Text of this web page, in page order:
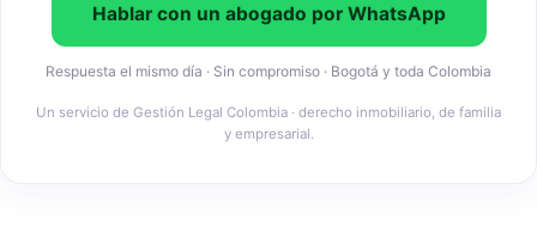
Hablar con un abogado por WhatsApp
Respuesta el mismo día · Sin compromiso · Bogotá y toda Colombia
Un servicio de Gestión Legal Colombia · derecho inmobiliario, de familia
y empresarial.